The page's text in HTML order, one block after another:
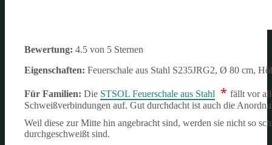
Bewertung: 4.5 von 5 Sternen
Eigenschaften: Feuerschale aus Stahl S235JRG2, Ø 80 cm,
Für Familien: Die STSOL Feuerschale aus Stahl * fällt vor
Schweißverbindungen auf. Gut durchdacht ist auch die
Weil diese zur Mitte hin angebracht sind, werden sie nicht so
durchgeschweißt sind.